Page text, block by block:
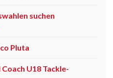
suchen
Pluta
U18 Tackle-